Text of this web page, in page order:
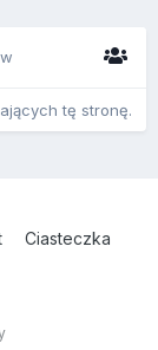
tę stronę.
Ciasteczka